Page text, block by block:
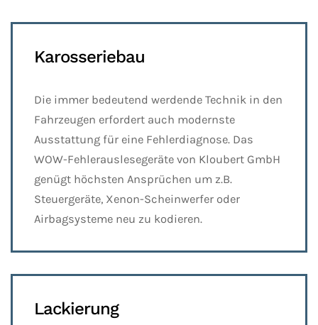
Karosseriebau
Die immer bedeutend werdende Technik in den
Fahrzeugen erfordert auch modernste
Ausstattung für eine Fehlerdiagnose. Das
WOW-Fehlerauslesegeräte von Kloubert GmbH
genügt höchsten Ansprüchen um z.B.
Steuergeräte, Xenon-Scheinwerfer oder
Airbagsysteme neu zu kodieren.
Lackierung